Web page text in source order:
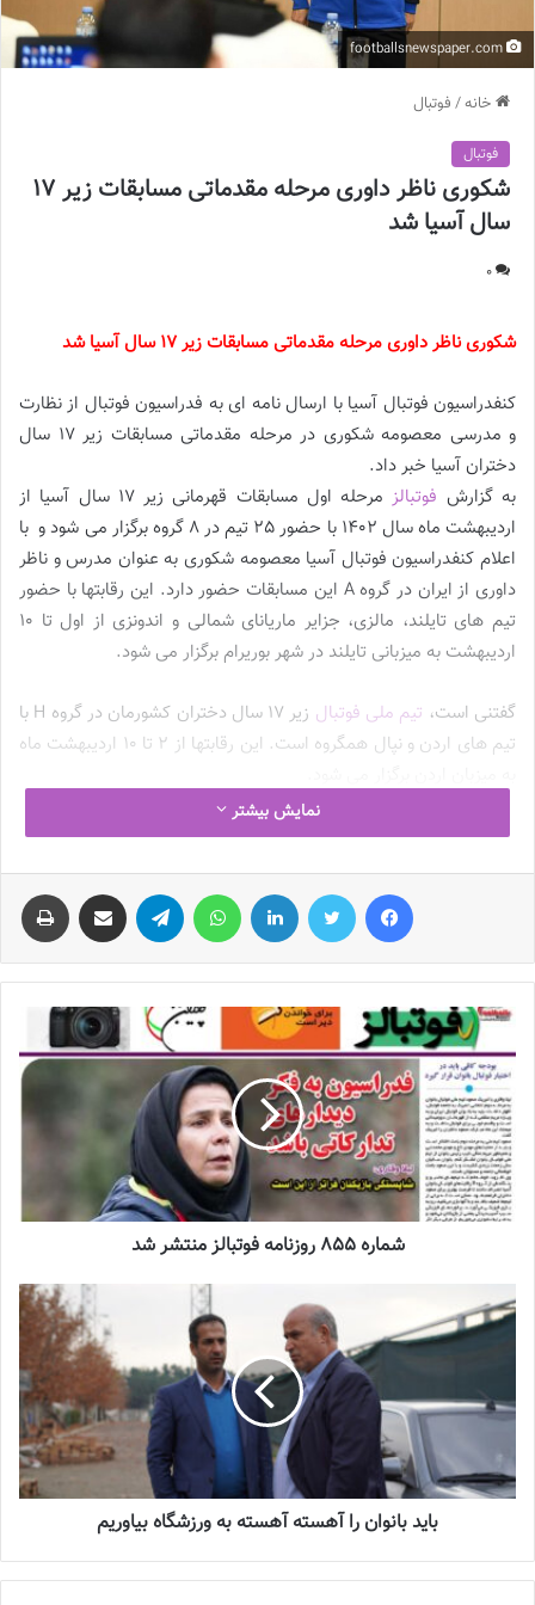
خانه/ فوتبال
فوتبال
شکوری ناظر داوری مرحله مقدماتی مسابقات زیر 17
سال آسیا شد
0
شکوری ناظر داوری مرحله مقدماتی مسابقات زیر 17 سال آسیا شد
کنفدراسیون فوتبال آسیا با ارسال نامه ای به فدراسیون فوتبال از نظارت
و مدرسی معصومه شکوری در مرحله مقدماتی مسابقات زیر 17 سال
دختران آسیا خبر داد.
به گزارش فوتبالز
مرحله اول مسابقات قهرمانی زیر 17 سال آسیا از
اردیبهشت ماه سال 1402 با حضور 25 تیم در 8 گروه برگزار می شود و با
اعلام کنفدراسیون فوتبال آسیا معصومه شکوری به عنوان مدرس و ناظر
داوری از ایران در گروه A این مسابقات حضور دارد. این رقابتها با حضور
تیم های تایلند، مالزی، جزایر ماریانای شمالی و اندونزی از اول تا 10
اردیبهشت به میزبانی تایلند در شهر بوریرام برگزار می شود.
گفتنی است، تیم ملی فوتبال
زیر 17 سال دختران کشورمان در گروه H با
تیم های اردن و نپال همگروه است. این رقابتها از 2 تا 10 اردیبهشت ماه
💻منبع:فدراسیون فوتبال
🟩با فوتبالز همراه شوید 🟥فوتبالز را در اینستاگرام دنبال کنید 🟦
footballs.women@
چالش هاى ليست جدید تيم ملى فوتبال
زنان
2023-06-14
تازه‌ترین خبرها از درمان ۲ ملی‌پوش فوتبال
زنان
2023-12-24
2023-03-21
آینده درخشانی در انتظار فوتبال بانوان است
2022-12-10
نمایش بیشتر
شماره 855 روزنامه فوتبالز منتشر شد
باید بانوان را آهسته‌ آهسته به ورزشگاه بیاوریم